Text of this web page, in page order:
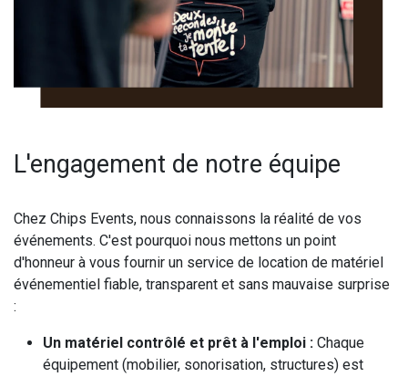
L'engagement de notre équipe
Chez Chips Events, nous connaissons la réalité de vos
événements. C'est pourquoi nous mettons un point
d'honneur à vous fournir un service de location de matériel
événementiel fiable, transparent et sans mauvaise surprise
:
Un matériel contrôlé et prêt à l'emploi : Chaque
équipement (mobilier, sonorisation, structures) est